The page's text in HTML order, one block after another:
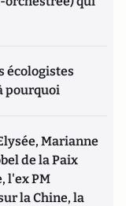
écologistes
pourquoi
Marianne
de la Paix
l'ex PM
la Chine, la